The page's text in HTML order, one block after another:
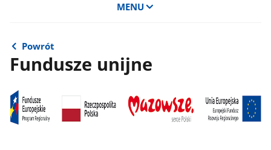
MENU
Powrót
Fundusze unijne